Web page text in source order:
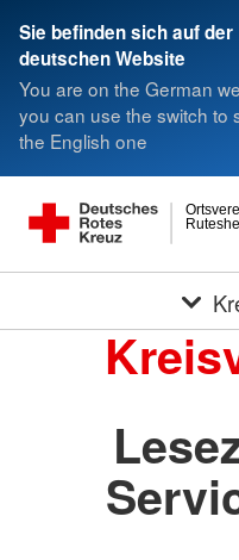
Sie befinden sich auf der
deutschen Website
You are on the German
you can use the switch to
the English one